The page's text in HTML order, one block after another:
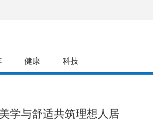
健康 科技
学与舒适共筑理想人居